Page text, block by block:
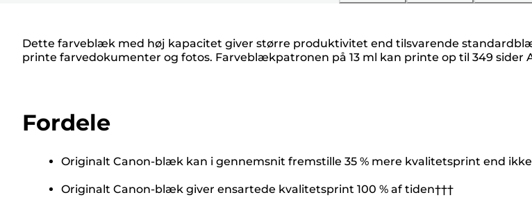
Dette farveblæk med høj kapacitet giver større produktivitet end tilsvarende
printe farvedokumenter og fotos. Farveblækpatronen på 13 ml kan printe op til 349 sider
Fordele
Originalt Canon-blæk kan i gennemsnit fremstille 35 % mere kvalitetsprint end
Originalt Canon-blæk giver ensartede kvalitetsprint 100 % af tiden†††